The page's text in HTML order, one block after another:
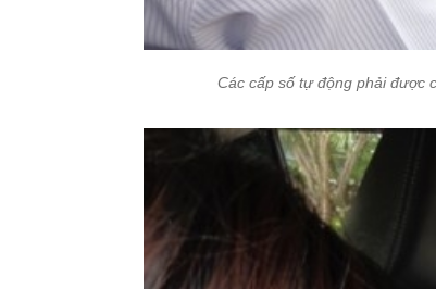
Các cấp số tự động phải được